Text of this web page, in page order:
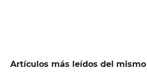
Artículos más leídos del